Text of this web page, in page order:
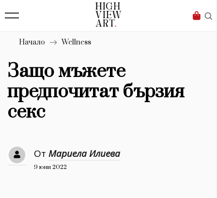
Бизнес
Мода
Dialogue
Изкуство
4340
Дизайн
Начало Wellness
Защо мъжете
предпочитат бързия
секс
От Мариела Илиева
9 юни 2022